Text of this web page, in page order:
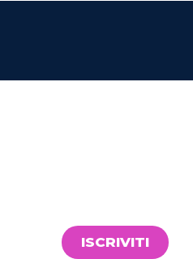
ISCRIVITI